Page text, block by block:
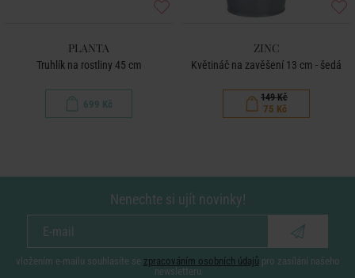
PLANTA
Truhlík na rostliny 45 cm
699 Kč
ZINC
Květináč na zavěšení 13 cm - šedá
149 Kč
75 Kč
Nenechte si ujít novinky!
vložením e-mailu souhlasíte se zpracováním osobních údajů pro zasílání našeho
newsletteru